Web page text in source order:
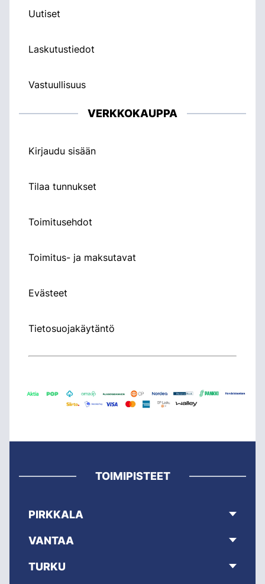
Uutiset
Laskutustiedot
Vastuullisuus
VERKKOKAUPPA
Kirjaudu sisään
Tilaa tunnukset
Toimitusehdot
Toimitus- ja maksutavat
Evästeet
Tietosuojakäytäntö
TOIMIPISTEET
PIRKKALA
VANTAA
TURKU